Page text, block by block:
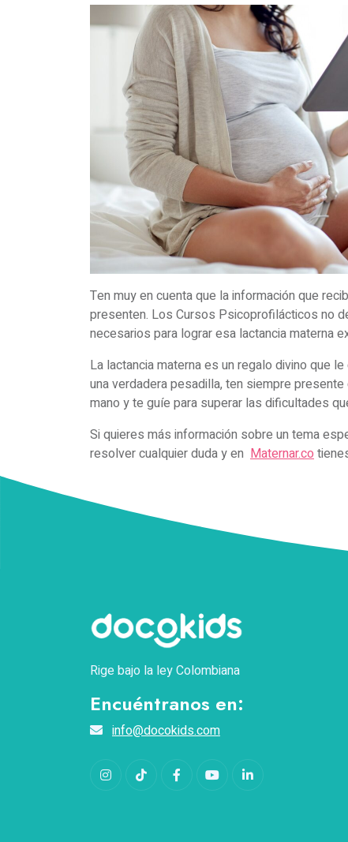
Ten muy en cuenta que la información que
presenten. Los Cursos Psicoprofilácticos no
necesarios para lograr esa lactancia materna
La lactancia materna es un regalo divino que
una verdadera pesadilla, ten siempre
mano y te guíe para superar las dificultades
Si quieres más información sobre un tema
resolver cualquier duda y en Maternar.co
Rige bajo la ley Colombiana
Encuéntranos en:
info@docokids.com
InstagramTikTok FacebookYouTubeLinkedIn